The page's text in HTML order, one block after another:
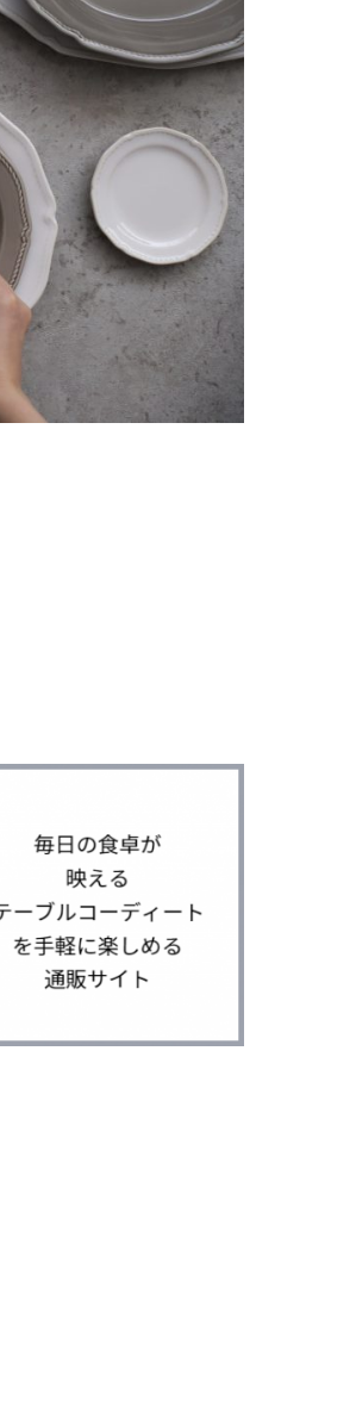
【2026年上半期】M苦楽園
人気ランキング｜みんな…